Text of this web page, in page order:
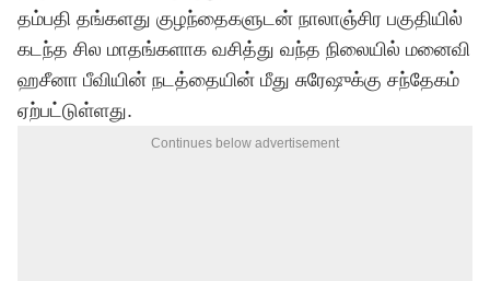
தம்பதி தங்களது குழந்தைகளுடன் நாலாஞ்சிர பகுதியில்
கடந்த சில மாதங்களாக வசித்து வந்த நிலையில் மனைவி
ஹசீனா பீவியின் நடத்தையின் மீது சுரேஷுக்கு சந்தேகம்
ஏற்பட்டுள்ளது.
Continues below advertisement